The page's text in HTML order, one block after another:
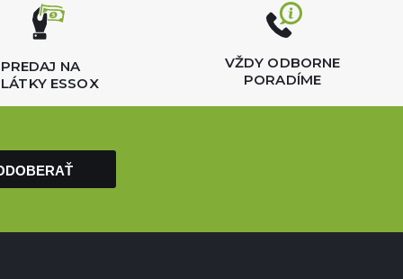
PREDAJ NA
ESSOX
VŽDY ODBORNE
PORADÍME